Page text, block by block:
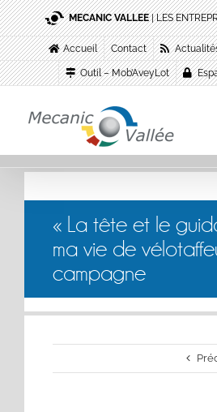
Passer
au
contenu
MECANIC VALLEE| LES
Accueil Contact
Outil – Mob’AveyLot
« La tête et le
ma vie de
campagne